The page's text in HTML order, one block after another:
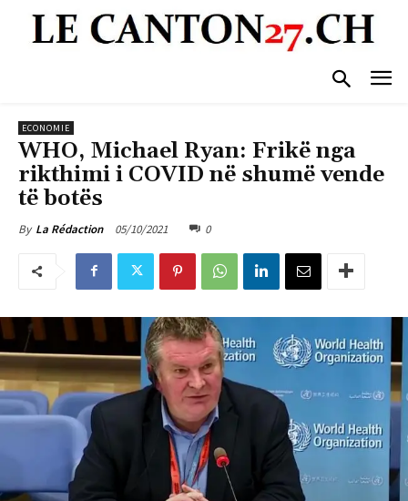
ECONOMIE
WHO, Michael Ryan: Frikë nga
rikthimi i COVID në shumë vende
të botës
By La Rédaction 05/10/2021 0